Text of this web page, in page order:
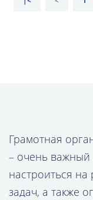
Грамотная
– очень важный
настроиться
задач, а также